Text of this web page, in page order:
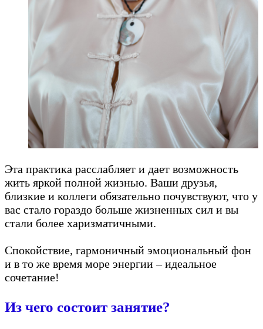
Эта практика расслабляет и дает возможность
жить яркой полной жизнью. Ваши друзья,
близкие и коллеги обязательно почувствуют, что у
вас стало гораздо больше жизненных сил и вы
стали более харизматичными.
Спокойствие, гармоничный эмоциональный фон
и в то же время море энергии – идеальное
сочетание!
Из чего состоит занятие?